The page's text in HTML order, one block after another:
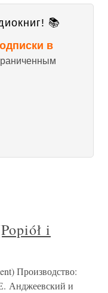
📚
в
i
Производство:
Анджеевский и